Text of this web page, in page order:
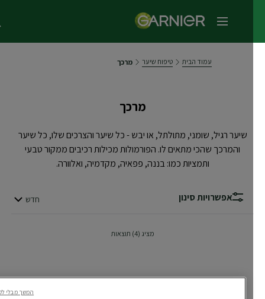
תפריט ראשי
עמוד הבית טיפוח שיער מרכך
מרכך
שיער רגיל, שומני, מתולתל, או יבש - כל שיער והצרכים שלו, כל שיער
והמרכך שהכי מתאים לו. הפורמולות מכילות רכיבים ממקור טבעי
ותמציות כמו: בננה, פפאיה, מקדמיה, ואלוורה.
אפשרויות סינון סדר לפי
חדש
מציג (4) תוצאות
המשך מבלי לקבל